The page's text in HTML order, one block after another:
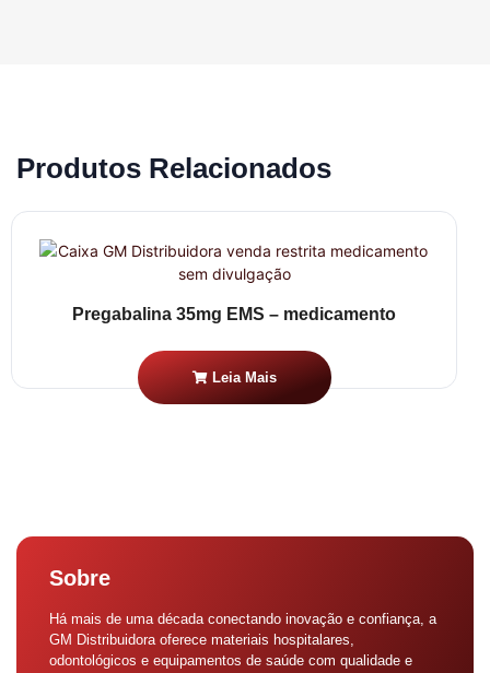
Produtos Relacionados
Pregabalina 35mg EMS – medicamento
Leia Mais
Sobre
Há mais de uma década conectando inovação e confiança, a
GM Distribuidora oferece materiais hospitalares,
odontológicos e equipamentos de saúde com qualidade e